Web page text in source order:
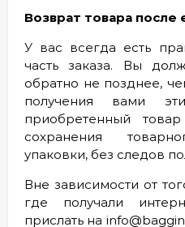
Возврат товара
У вас всегда есть
часть заказа. Вы
обратно не позднее,
получения вами
приобретенный
сохранения
упаковки, без следов
Вне зависимости от
где получали
прислать на